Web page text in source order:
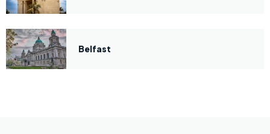
Belfast